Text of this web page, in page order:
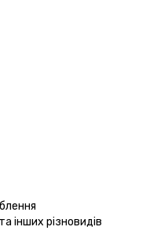
інших різновидів